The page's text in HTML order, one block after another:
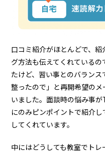
口コミ紹介がほとんどで、
グ方法も伝えてくれている
たけど、習い事とのバラン
整ったので」と再開希望の
いました。面談時の悩み事
にのみピンポイントで紹介
してくれています。
中にはどうしても教室でト